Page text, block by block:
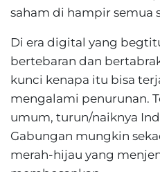
saham di hampir semua
Di era digital yang
bertebaran dan
kunci kenapa itu bisa
mengalami penurunan.
umum, turun/naiknya
Gabungan mungkin
merah-hijau yang